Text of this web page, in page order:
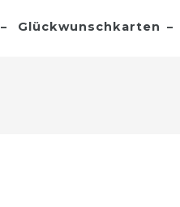
Glückwunschkarten